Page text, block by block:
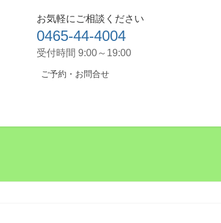
お気軽にご相談ください
0465-44-4004
受付時間 9:00～19:00
ご予約・お問合せ